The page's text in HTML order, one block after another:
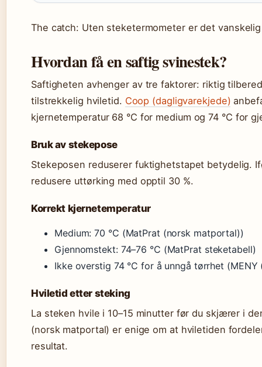
The catch: Uten steketermometer er det
Hvordan få en saftig svinestek?
Saftigheten avhenger av tre faktorer: riktig
tilstrekkelig hviletid. Coop (dagligvarekjede)
kjernetemperatur 68 °C for medium og 74 °C for
Bruk av stekepose
Stekeposen reduserer fuktighetstapet betydelig.
redusere uttørking med opptil 30 %.
Korrekt kjernetemperatur
Medium: 70 °C (MatPrat (norsk matportal))
Gjennomstekt: 74–76 °C (MatPrat steketabell)
Ikke overstig 74 °C for å unngå tørrhet
Hviletid etter steking
La steken hvile i 10–15 minutter før du skjærer i
(norsk matportal) er enige om at hviletiden
resultat.